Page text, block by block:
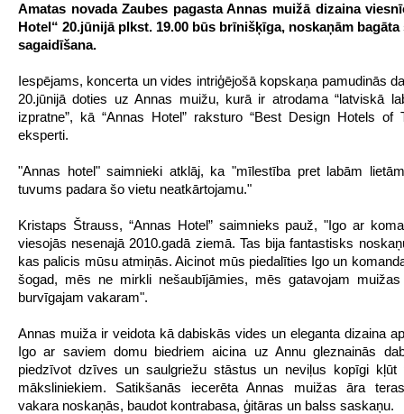
Amatas novada Zaubes pagasta Annas muižā dizaina
Hotel“ 20.jūnijā plkst. 19.00 būs brīnišķīga, noskaņām
sagaidīšana.
Iespējams, koncerta un vides intriģējošā kopskaņa pamudinās
20.jūnijā doties uz Annas muižu, kurā ir atrodama “latviskā
izpratne”, kā “Annas Hotel” raksturo “Best Design Hotels of
eksperti.
"Annas hotel" saimnieki atklāj, ka "mīlestība pret labām
tuvums padara šo vietu neatkārtojamu."
Kristaps Štrauss, “Annas Hotel” saimnieks pauž, "Igo ar
viesojās nesenajā 2010.gadā ziemā. Tas bija fantastisks
kas palicis mūsu atmiņās. Aicinot mūs piedalīties Igo un
šogad, mēs ne mirkli nešaubījāmies, mēs gatavojam
burvīgajam vakaram".
Annas muiža ir veidota kā dabiskās vides un eleganta dizaina
Igo ar saviem domu biedriem aicina uz Annu gleznainās
piedzīvot dzīves un saulgriežu stāstus un neviļus kopīgi kļūt
māksliniekiem. Satikšanās iecerēta Annas muižas āra
vakara noskaņās, baudot kontrabasa, ģitāras un balss saskaņu.